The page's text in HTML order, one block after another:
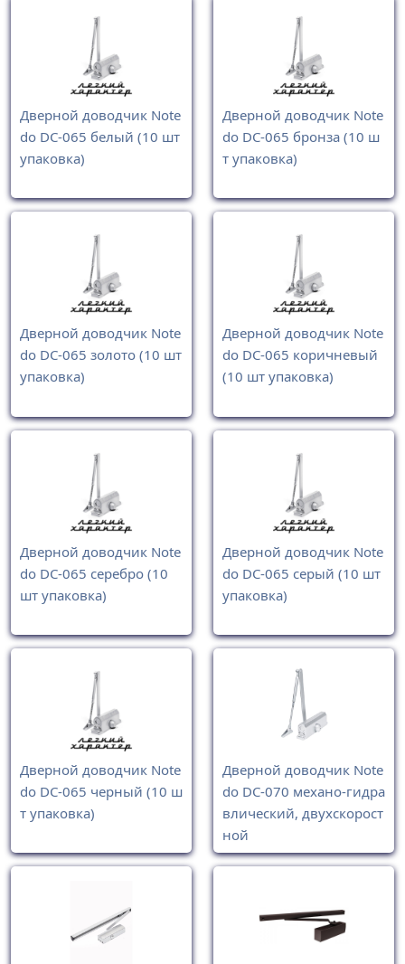
Дверной доводчик Note
do DC-065 белый (10 шт
упаковка)
Дверной доводчик Note
do DC-065 бронза (10 ш
т упаковка)
Дверной доводчик Note
do DC-065 золото (10 шт
упаковка)
Дверной доводчик Note
do DC-065 коричневый
(10 шт упаковка)
Дверной доводчик Note
do DC-065 серебро (10
шт упаковка)
Дверной доводчик Note
do DC-065 серый (10 шт
упаковка)
Дверной доводчик Note
do DC-065 черный (10 ш
т упаковка)
Дверной доводчик Note
do DC-070 механо-гидра
влический, двухскорост
ной